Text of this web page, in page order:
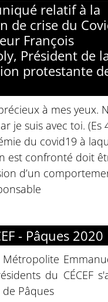
relatif à la
de crise du
François
Président de
protestante
à mes yeux.
je suis avec toi. (Es
du covid19 à
est confronté doit
d’un
- Pâques 2020
du CÉCEF
Pâques